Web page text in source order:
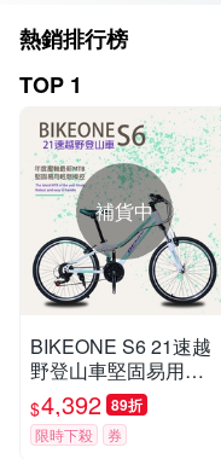
熱銷排行榜
TOP 1
補貨中
BIKEONE S6 21速越
野登山車堅固易用輕
鬆操控行進山地車性
價比年度壓軸最新MT
B
$4,392 89折
限時下殺 券